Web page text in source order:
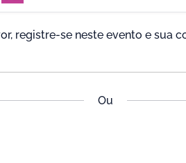
registre-se neste evento e sua
Ou